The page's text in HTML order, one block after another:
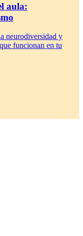
aula:
neurodiversidad y
funcionan en tu